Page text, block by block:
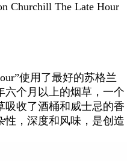
Churchill The Late Hour
使用了最好的苏格兰
六个月以上的烟草，一个
吸收了酒桶和威士忌的香
性，深度和风味，是创造